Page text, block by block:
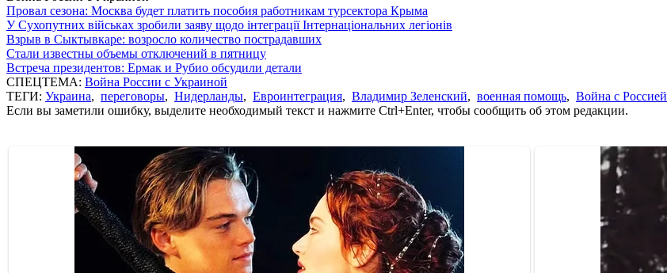
Провал сезона: Москва будет платить пособия работникам турсектора Крыма
У Сухопутних військах зробили заяву щодо інтеграції Інтернаціональних легіонів
Взрыв в Сыктывкаре: возросло количество пострадавших
Стали известны объемы отключений в пятницу
Встреча президентов: Ермак и Рубио обсудили детали
СПЕЦТЕМА: Война России с Украиной
ТЕГИ: Украина, переговоры, Нидерланды, Евроинтеграция, Владимир Зеленский, военная помощь, Война с Россией
Если вы заметили ошибку, выделите необходимый текст и нажмите Ctrl+Enter, чтобы сообщить об этом редакции.